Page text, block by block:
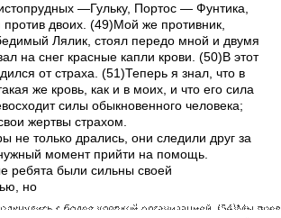
—Гульку, Портос — Фунтика,
против двоих. (49)Мой же противник,
Лялик, стоял передо мной и двумя
на снег красные капли крови. (50)В этот
от страха. (51)Теперь я знал, что в
же кровь, как и в моих, и что его сила
силы обыкновенного человека;
жертвы страхом.
не только дрались, они следили друг за
момент прийти на помощь.
ребята были сильны своей
но